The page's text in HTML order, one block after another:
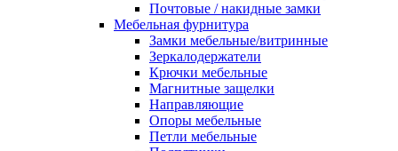
Почтовые / накидные замки
Мебельная фурнитура
Замки мебельные/витринные
Зеркалодержатели
Крючки мебельные
Магнитные защелки
Направляющие
Опоры мебельные
Петли мебельные